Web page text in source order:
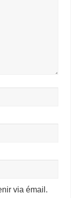
via émail.